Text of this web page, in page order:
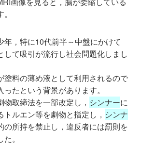
年，特に10代前半～中盤にかけて
して吸引が流行し社会問題化しまし
塗料の薄め液として利用されるので
たという背景があります。
取締法を一部改定し， シンナーに
ルエン等を劇物と指定し， シンナ
の所持を禁止し，違反者には罰則を
。